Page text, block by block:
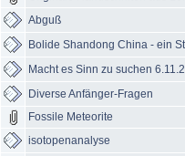
Abguß
Bolide Shandong China - ein
Macht es Sinn zu suchen
Diverse Anfänger-Fragen
Fossile Meteorite
isotopenanalyse